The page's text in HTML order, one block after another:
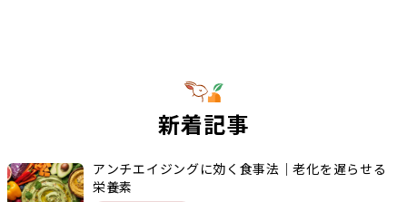
新着記事
アンチエイジングに効く食事法｜老化を遅らせる
栄養素